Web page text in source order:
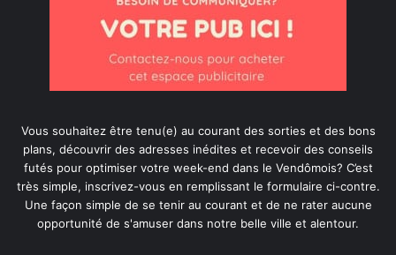
Vous souhaitez être tenu(e) au courant des sorties et des bons
plans, découvrir des adresses inédites et recevoir des conseils
futés pour optimiser votre week-end dans le Vendômois? C’est
très simple, inscrivez-vous en remplissant le formulaire ci-contre.
Une façon simple de se tenir au courant et de ne rater aucune
opportunité de s'amuser dans notre belle ville et alentour.